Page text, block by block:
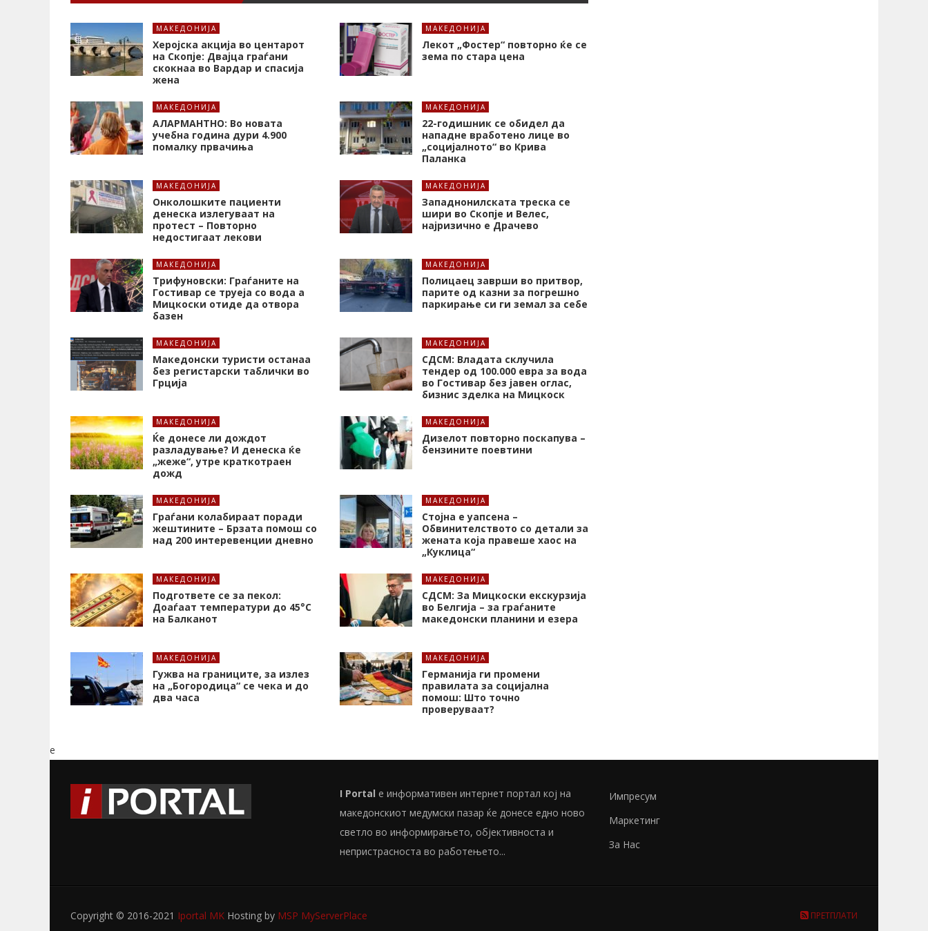
МАКЕДОНИЈА
Херојска акција во центарот
на Скопје: Двајца граѓани
скокнаа во Вардар и спасија
жена
МАКЕДОНИЈА
Лекот „Фостер“ повторно ќе се
зема по стара цена
МАКЕДОНИЈА
АЛАРМАНТНО: Во новата
учебна година дури 4.900
помалку првачиња
МАКЕДОНИЈА
22-годишник се обидел да
нападне вработено лице во
„социјалното“ во Крива
Паланка
МАКЕДОНИЈА
Онколошките пациенти
денеска излегуваат на
протест – Повторно
недостигаат лекови
МАКЕДОНИЈА
Западнонилската треска се
шири во Скопје и Велес,
најризично е Драчево
МАКЕДОНИЈА
Трифуновски: Граѓаните на
Гостивар се труеја со вода а
Мицкоски отиде да отвора
базен
МАКЕДОНИЈА
Полицаец заврши во притвор,
парите од казни за погрешно
паркирање си ги земал за себе
МАКЕДОНИЈА
Македонски туристи останаа
без регистарски таблички во
Грција
МАКЕДОНИЈА
СДСМ: Владата склучила
тендер од 100.000 евра за вода
во Гостивар без јавен оглас,
бизнис зделка на Мицкоск
МАКЕДОНИЈА
Ќе донесе ли дождот
разладување? И денеска ќе
„жеже“, утре краткотраен
дожд
МАКЕДОНИЈА
Дизелот повторно поскапува –
бензините поевтини
МАКЕДОНИЈА
Граѓани колабираат поради
жештините – Брзата помош со
над 200 интеревенции дневно
МАКЕДОНИЈА
Стојна е уапсена –
Обвинителството со детали за
жената која правеше хаос на
„Куклица“
МАКЕДОНИЈА
Подгответе се за пекол:
Доаѓаат температури до 45°C
на Балканот
МАКЕДОНИЈА
СДСМ: За Мицкоски екскурзија
во Белгија – за граѓаните
македонски планини и езера
МАКЕДОНИЈА
Гужва на границите, за излез
на „Богородица“ се чека и до
два часа
МАКЕДОНИЈА
Германија ги промени
правилата за социјална
помош: Што точно
проверуваат?
e
I Portal е информативен интернет портал кој на
македонскиот медумски пазар ќе донесе едно ново
светло во информирањето, објективноста и
непристрасноста во работењето...
Импресум
Маркетинг
За Нас
Copyright © 2016-2021 Iportal MK Hosting by MSP MyServerPlace ПРЕТПЛАТИ